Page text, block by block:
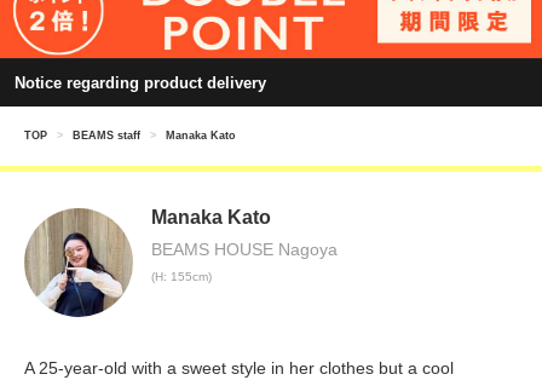
Notice regarding product delivery
TOP > BEAMS staff > Manaka Kato
Manaka Kato
BEAMS HOUSE Nagoya
(H: 155cm)
A 25-year-old with a sweet style in her clothes but a cool